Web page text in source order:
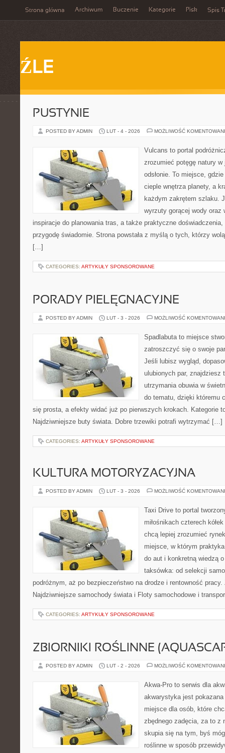
Strona główna Archiwum Buczenie Kategorie Pisk Spis
ŹLE
PUSTYNIE
POSTED BY ADMIN LUT - 4 - 2026 MOŻLIWOŚĆ
Vulcans to portal
zrozumieć potęgę natury w
odsłonie. To miejsce,
cieple wnętrza planety, a
każdym zakrętem szlaku.
wyrzuty gorącej wody oraz
inspiracje do planowania tras, a także praktyczne
przygodę świadomie. Strona powstała z myślą o tych, którzy
[…]
CATEGORIES: ARTYKUŁY SPONSOROWANE
PORADY PIELĘGNACYJNE
POSTED BY ADMIN LUT - 3 - 2026 MOŻLIWOŚĆ
Spadlabuta to miejsce
zatroszczyć się o swoje
Jeśli lubisz wygląd,
ulubionych par, znajdziesz
utrzymania obuwia w
do tematu, dzięki któremu
się prosta, a efekty widać już po pierwszych krokach. Kategorie
Najdziwniejsze buty świata. Dobre trzewiki potrafi wytrzymać […]
CATEGORIES: ARTYKUŁY SPONSOROWANE
KULTURA MOTORYZACYJNA
POSTED BY ADMIN LUT - 3 - 2026 MOŻLIWOŚĆ
Taxi Drive to portal
miłośnikach czterech
chcą lepiej zrozumieć
miejsce, w którym
do aut i konkretną wiedzą
taksówka: od selekcji
podróżnym, aż po bezpieczeństwo na drodze i rentowność
Najdziwniejsze samochody świata i Floty samochodowe i
CATEGORIES: ARTYKUŁY SPONSOROWANE
ZBIORNIKI ROŚLINNE
POSTED BY ADMIN LUT - 2 - 2026 MOŻLIWOŚĆ
Akwa-Pro to serwis dla
akwarystyka jest
miejsce dla osób, które
zbędnego zadęcia, za to z
skupia się na tym, byś
roślinne w sposób